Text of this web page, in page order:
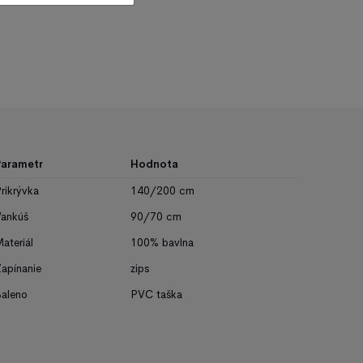
Hodnota
140/200 cm
90/70 cm
100% bavlna
zips
PVC taška